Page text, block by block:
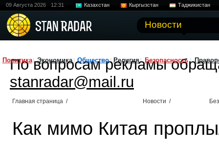
09 Августа 2026 12:31 Казахстан Кыргызстан Таджикистан
Новости
Политика Экономика Общество Религия Безопасность
По вопросам рекламы
stanradar@mail.ru
Главная страница / Новости /
Как мимо Китая